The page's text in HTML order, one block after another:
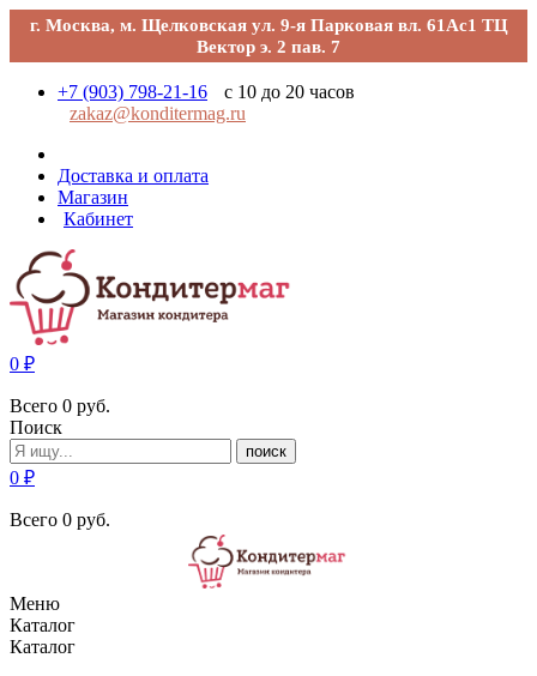
г. Москва, м. Щелковская ул. 9-я Парковая вл. 61Ас1 ТЦ
Вектор э. 2 пав. 7
+7 (903) 798-21-16
с 10 до 20 часов
zakaz@konditermag.ru
Доставка и оплата
Магазин
Кабинет
0 ₽
Всего 0 руб.
Поиск
поиск
0 ₽
Всего 0 руб.
Меню
Каталог
Каталог